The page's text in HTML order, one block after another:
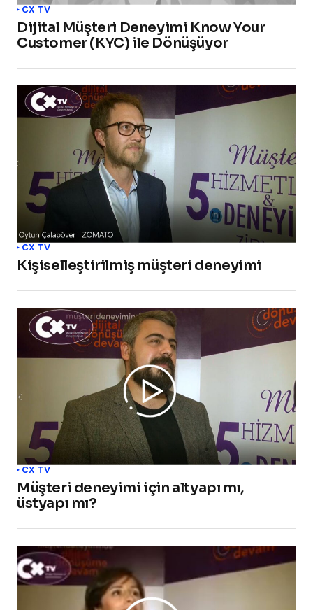
CX TV
Dijital Müşteri Deneyimi Know Your
Customer (KYC) ile Dönüşüyor
CX TV
Kişiselleştirilmiş müşteri deneyimi
CX TV
Müşteri deneyimi için altyapı mı,
üstyapı mı?